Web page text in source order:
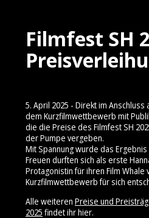
Filmfest SH
5. April 2025 - Direkt im Anschluss an den letzten Wettbewerb,
dem Kurzfilmwettbewerb mit
die die Preise des Filmfest SH
der Pumpe vergeben.
Mit Spannung wurde das
Freuen durften sich als erste
Protagonistin für ihren Film Whale
Kurzfilmwettbewerb für sich
Alle weiteren Preise und
2025 findet ihr hier.